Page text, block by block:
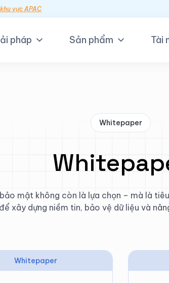
vực APAC
pháp Sản phẩm Tài
Whitepaper
mật không còn là lựa chọn – mà là
xây dựng niềm tin, bảo vệ dữ liệu và
Whitepaper